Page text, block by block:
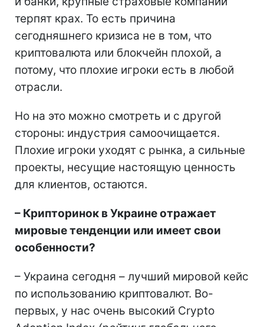
терпят крах. То есть причина
сегодняшнего кризиса не в том, что
криптовалюта или блокчейн плохой, а
потому, что плохие игроки есть в любой
отрасли.
Но на это можно смотреть и с другой
стороны: индустрия самоочищается.
Плохие игроки уходят с рынка, а сильные
проекты, несущие настоящую ценность
для клиентов, остаются.
– Крипторинок в Украине отражает
мировые тенденции или имеет свои
особенности?
– Украина сегодня – лучший мировой кейс
по использованию криптовалют. Во-
первых, у нас очень высокий Crypto